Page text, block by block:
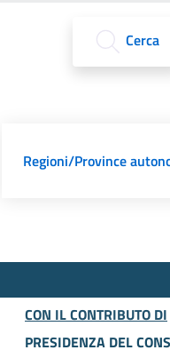
Cerca
Regioni/Province
CON IL CONTRIBUTO DI
PRESIDENZA DEL